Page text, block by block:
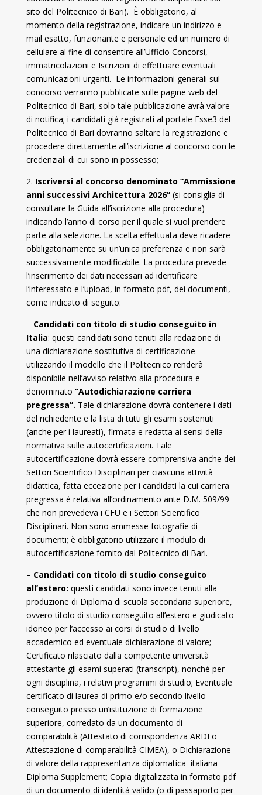
sito del Politecnico di Bari). Èobbligatorio, al
momento della registrazione, indicare un indirizzo e-
mail esatto, funzionante e personale ed un numero di
cellulare al fine di consentire all’Ufficio Concorsi,
immatricolazioni e Iscrizioni di effettuare eventuali
comunicazioni urgenti. Le informazioni generali sul
concorso verranno pubblicate sulle pagine web del
Politecnico di Bari, solo tale pubblicazione avrà valore
di notifica; i candidati già registrati al portale Esse3 del
Politecnico di Bari dovranno saltare la registrazione e
procedere direttamente all’iscrizione al concorso con le
credenziali di cui sono in possesso;
2. Iscriversi al concorso denominato “Ammissione
anni successivi Architettura 2026”(si consiglia di
consultare la Guida all’iscrizione alla procedura)
indicando l’anno di corso per il quale si vuol prendere
parte alla selezione. La scelta effettuata deve ricadere
obbligatoriamente su un’unica preferenza e non sarà
successivamente modificabile. La procedura prevede
l’inserimento dei dati necessari ad identificare
l’interessato e l’upload, in formato pdf, dei documenti,
come indicato di seguito:
– Candidati con titolo di studio conseguito in
Italia: questi candidati sono tenuti alla redazione di
una dichiarazione sostitutiva di certificazione
utilizzando il modello che il Politecnico renderà
disponibile nell’avviso relativo alla procedura e
denominato “Autodichiarazione carriera
pregressa”. Tale dichiarazione dovrà contenere i dati
del richiedente e la lista di tutti gli esami sostenuti
(anche per i laureati), firmata e redatta ai sensi della
normativa sulle autocertificazioni. Tale
autocertificazione dovrà essere comprensiva anche dei
Settori Scientifico Disciplinari per ciascuna attività
didattica, fatta eccezione per i candidati la cui carriera
pregressa è relativa all’ordinamento ante D.M. 509/99
che non prevedeva i CFU e i Settori Scientifico
Disciplinari. Non sono ammesse fotografie di
documenti; è obbligatorio utilizzare il modulo di
autocertificazione fornito dal Politecnico di Bari.
– Candidati con titolo di studio conseguito
all’estero: questi candidati sono invece tenuti alla
produzione di Diploma di scuola secondaria superiore,
ovvero titolo di studio conseguito all’estero e giudicato
idoneo per l’accesso ai corsi di studio di livello
accademico ed eventuale dichiarazione di valore;
Certificato rilasciato dalla competente università
attestante gli esami superati (transcript), nonché per
ogni disciplina, i relativi programmi di studio; Eventuale
certificato di laurea di primo e/o secondo livello
conseguito presso un’istituzione di formazione
superiore, corredato da un documento di
comparabilità (Attestato di corrispondenza ARDI o
Attestazione di comparabilità CIMEA), o Dichiarazione
di valore della rappresentanza diplomatica italiana
Diploma Supplement; Copia digitalizzata in formato pdf
di un documento di identità valido (o di passaporto per